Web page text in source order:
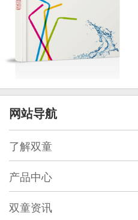
网站导航
了解双童
产品中心
双童资讯